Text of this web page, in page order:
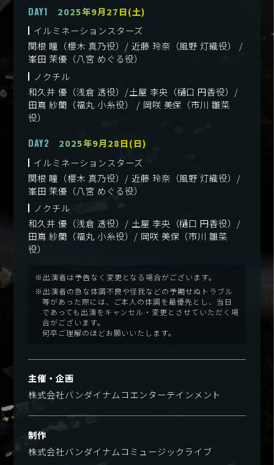
DAY1
2025年9月27日(土)
イルミネーションスターズ
関根 瞳（櫻木 真乃役）/ 近藤 玲奈（風野 灯織役） /
峯田 茉優（八宮 めぐる役）
ノクチル
和久井 優（浅倉 透役）/土屋 李央（樋口 円香役）/
田嶌 紗蘭（福丸 小糸役） / 岡咲 美保（市川 雛菜
役）
DAY2 2025年9月28日(日)
イルミネーションスターズ
関根 瞳（櫻木 真乃役）/ 近藤 玲奈（風野 灯織役）/
峯田 茉優（八宮 めぐる役）
ノクチル
和久井 優（浅倉 透役）/ 土屋 李央（樋口 円香役）/
田嶌 紗蘭（福丸 小糸役）/ 岡咲 美保（市川 雛菜
役）
※出演者は予告なく変更となる場合がございます。
※出演者の急な体調不良や怪我などの予期せぬトラブル
等があった際には、ご本人の体調を最優先とし、当日
であっても出演をキャンセル・変更とさせていただく場
合がございます。
何卒ご理解のほどお願いいたします。
主催・企画
株式会社バンダイナムコエンターテインメント
制作
株式会社バンダイナムコミュージックライブ